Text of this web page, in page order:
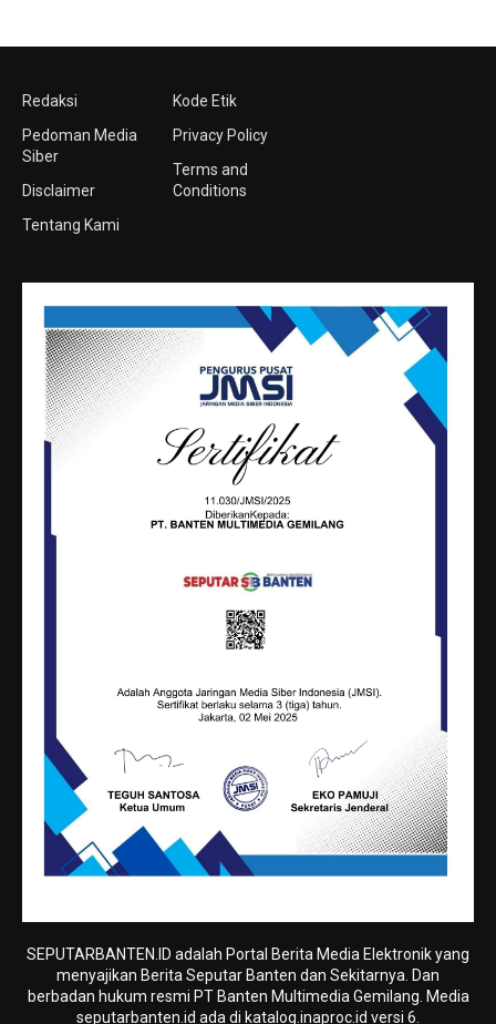
Redaksi
Pedoman Media
Siber
Disclaimer
Tentang Kami
Kode Etik
Privacy Policy
Terms and
Conditions
SEPUTARBANTEN.ID adalah Portal Berita Media Elektronik yang
menyajikan Berita Seputar Banten dan Sekitarnya. Dan
berbadan hukum resmi PT Banten Multimedia Gemilang. Media
seputarbanten.id ada di katalog.inaproc.id versi 6.